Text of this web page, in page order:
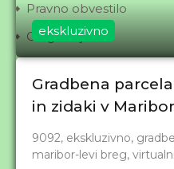
ekskluzivno
Gradbena
in zidaki v
9092, ekskluzivno,
maribor-levi breg,
Pravno obvestilo
O agenciji
Želite prodati?
Iščete/kupujete?